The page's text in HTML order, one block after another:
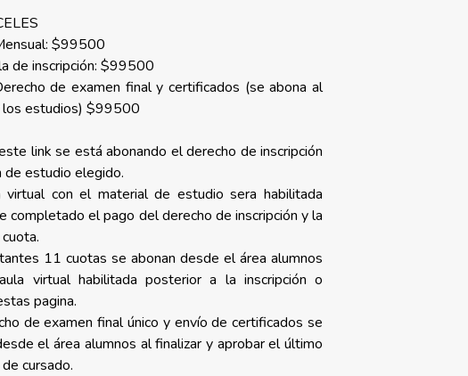
$99500
de inscripción: $99500
de examen final y certificados (se abona al
los estudios) $99500
link se está abonando el derecho de inscripción
de estudio elegido.
virtual con el material de estudio sera habilitada
completado el pago del derecho de inscripción y la
11 cuotas se abonan desde el área alumnos
virtual habilitada posterior a la inscripción o
pagina.
de examen final único y envío de certificados se
el área alumnos al finalizar y aprobar el último
cursado.